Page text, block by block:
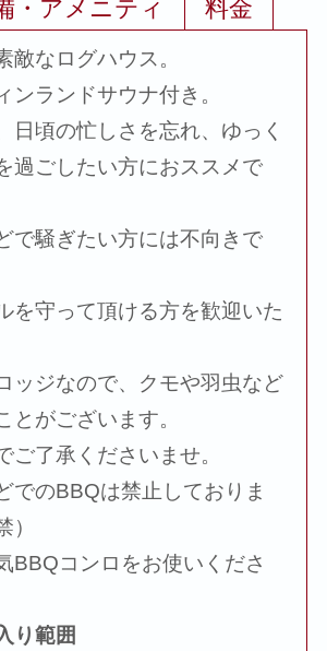
・アメニティ 料金
敵なログハウス。
ンランドサウナ付き。
日頃の忙しさを忘れ、ゆっく
過ごしたい方におススメで
で騒ぎたい方には不向きで
を守って頂ける方を歓迎いた
ッジなので、クモや羽虫など
とがございます。
ご了承くださいませ。
でのBBQは禁止しておりま
）
BBQコンロをお使いくださ
り範囲